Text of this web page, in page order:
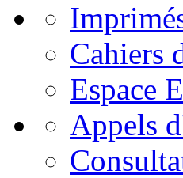
Cahiers
Espace
Appels